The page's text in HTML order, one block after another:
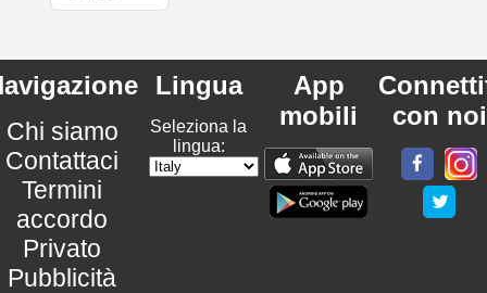
Chi siamo
Contattaci
Termini
accordo
Privato
Pubblicità
Lingua
Seleziona la
lingua:
App
mobili
con noi